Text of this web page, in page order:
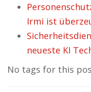
Irmi ist
neueste KI
No tags for this